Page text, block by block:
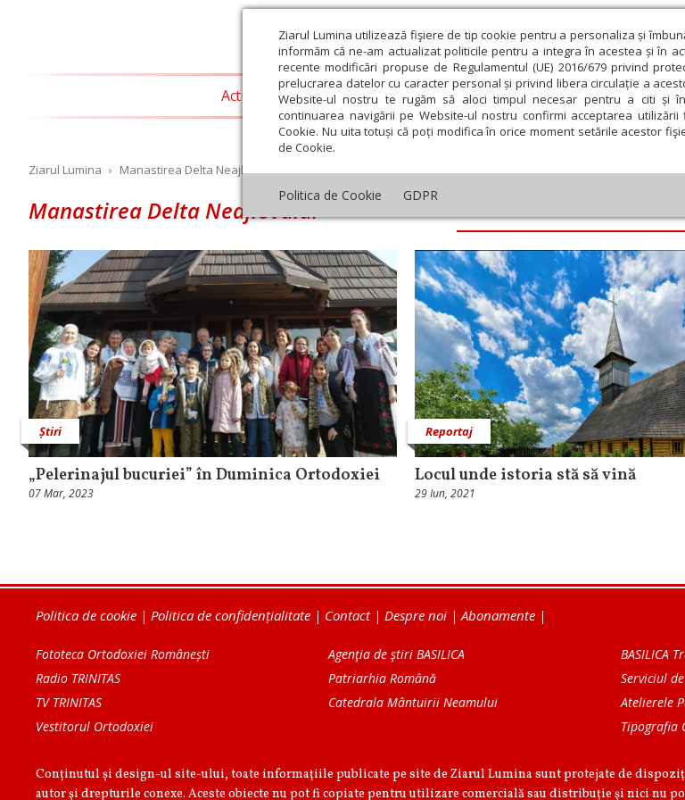
Ziarul Lumina utilizează fişiere de tip cookie pentru a personaliza și
informăm că ne-am actualizat politicile pentru a integra în acestea și în
recente modificări propuse de Regulamentul (UE) 2016/679 privind
prelucrarea datelor cu caracter personal și privind libera circulație a
Website-ul nostru te rugăm să aloci timpul necesar pentru a citi și
continuarea navigării pe Website-ul nostru confirmi acceptarea
Cookie. Nu uita totuși că poți modifica în orice moment setările acestor
de Cookie.
Politica de Cookie GDPR
Actualitate religioasă Teologie și spiritualitate Educaţie și
Ziarul Lumina › Manastirea Delta Neajlovului
Manastirea Delta Neajlovului
Știri
„Pelerinajul bucuriei” în Duminica Ortodoxiei
07 Mar, 2023
Reportaj
Locul unde istoria stă să vină
29 Iun, 2021
Politica de cookie | Politica de confidențialitate | Contact| Despre noi |Abonamente |
Fototeca Ortodoxiei Românești
Radio TRINITAS
TV TRINITAS
Vestitorul Ortodoxiei
Agenţia de ştiri BASILICA
Patriarhia Română
Catedrala Mântuirii Neamului
BASILICA
Serviciul
Atelierele
Tipografia
Conținutul și design-ul site-ului, toate informaţiile publicate pe site de Ziarul Lumina sunt protejate de
autor şi drepturile conexe. Aceste obiecte nu pot fi copiate pentru utilizare comercială sau distribuţie şi nici nu